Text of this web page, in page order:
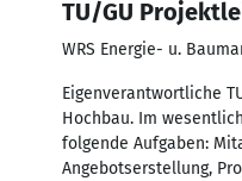
TU/GU
WRS Energie- u.
Eigenverantwortliche
Hochbau. Im
folgende Aufgaben:
Angebotserstellung,